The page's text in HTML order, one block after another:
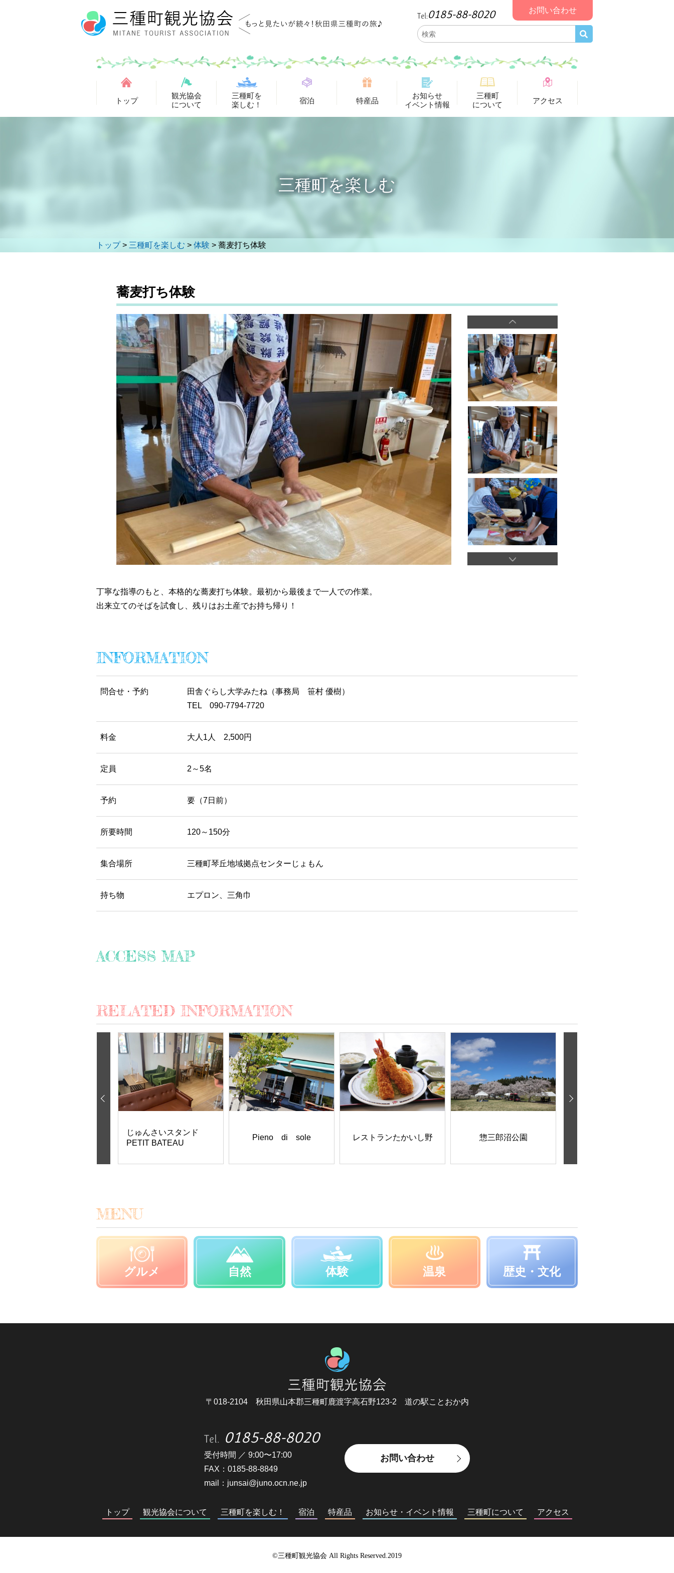
Tel:0185-88-8020 お問い合わせ
トップ
観光協会
について
三種町を
楽しむ！
宿泊 特産品
お知らせ
イベント情報
三種町
について
アクセス
三種町を楽しむ
トップ> 三種町を楽しむ > 体験 > 蕎麦打ち体験
蕎麦打ち体験
丁寧な指導のもと、本格的な蕎麦打ち体験。最初から最後まで一人での作業。
出来立てのそばを試食し、残りはお土産でお持ち帰り！
INFORMATION
問合せ・予約
田舎ぐらし大学みたね（事務局 笹村 優樹）
TEL 090-7794-7720
料金 大人1人 2,500円
定員 2～5名
予約 要（7日前）
所要時間 120～150分
集合場所 三種町琴丘地域拠点センターじょもん
持ち物 エプロン、三角巾
ACCESS MAP
RELATED INFORMATION
じゅんさいスタンド
PETIT BATEAU
Pieno di sole レストランたかいし野 惣三郎沼公園
MENU
グルメ 自然 体験 温泉 歴史・文化
〒018-2104 秋田県山本郡三種町鹿渡字高石野123-2 道の駅ことおか内
Tel. 0185-88-8020
受付時間 ／ 9:00〜17:00
FAX：0185-88-8849
mail：junsai@juno.ocn.ne.jp
お問い合わせ
トップ 観光協会について 三種町を楽しむ！ 宿泊 特産品 お知らせ・イベント情報 三種町について アクセス
©三種町観光協会 All Rights Reserved.2019